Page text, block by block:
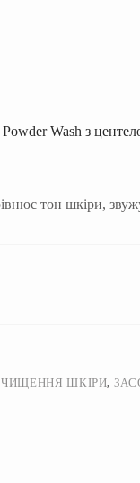
Wash з
тон шкіри,
ШКІРИ,